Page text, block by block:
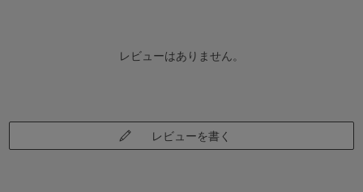
レビューはありません。
レビューを書く